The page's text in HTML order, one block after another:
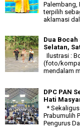
Palembang,
terpilih
aklamasi
Dua Bocah
Selatan,
Ilustrasi :
(foto/
mendalam
DPC PAN
Hati
* Sekaligus
Prabumulih
Pengurus